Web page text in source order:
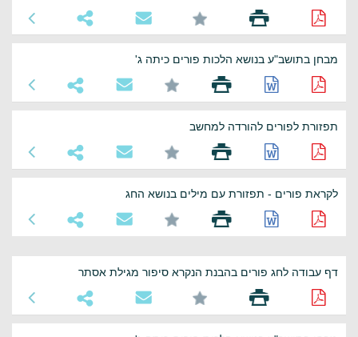
מבחן בתושב"ע בנושא הלכות פורים כיתה ג'
תפזורת לפורים להורדה למחשב
לקראת פורים - תפזורת עם מילים בנושא החג
דף עבודה לחג פורים בהבנת הנקרא סיפור מגילת אסתר